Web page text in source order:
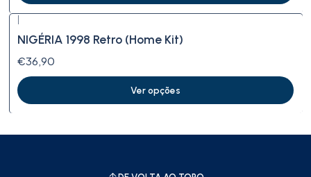
NIGÉRIA 1998 Retro (Home Kit)
€36,90
Ver opções